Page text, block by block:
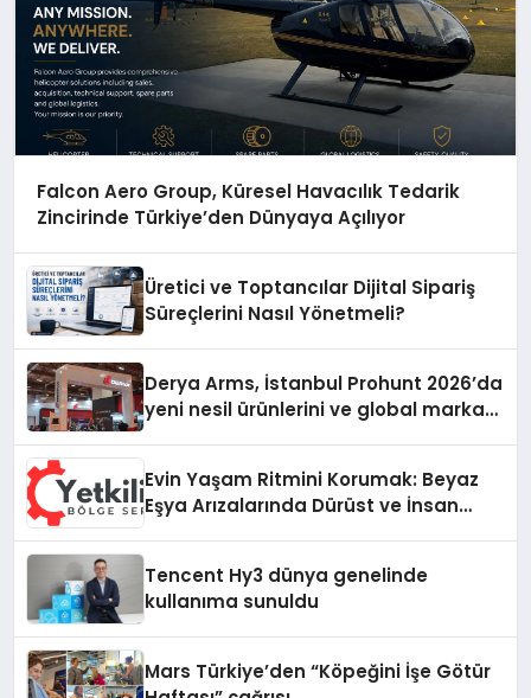
Falcon Aero Group, Küresel Havacılık Tedarik
Zincirinde Türkiye’den Dünyaya Açılıyor
Üretici ve Toptancılar Dijital Sipariş
Süreçlerini Nasıl Yönetmeli?
Derya Arms, İstanbul Prohunt 2026’da
yeni nesil ürünlerini ve global marka
Evin Yaşam Ritmini Korumak: Beyaz
Eşya Arızalarında Dürüst ve İnsan
Tencent Hy3 dünya genelinde
kullanıma sunuldu
Mars Türkiye’den “Köpeğini İşe Götür